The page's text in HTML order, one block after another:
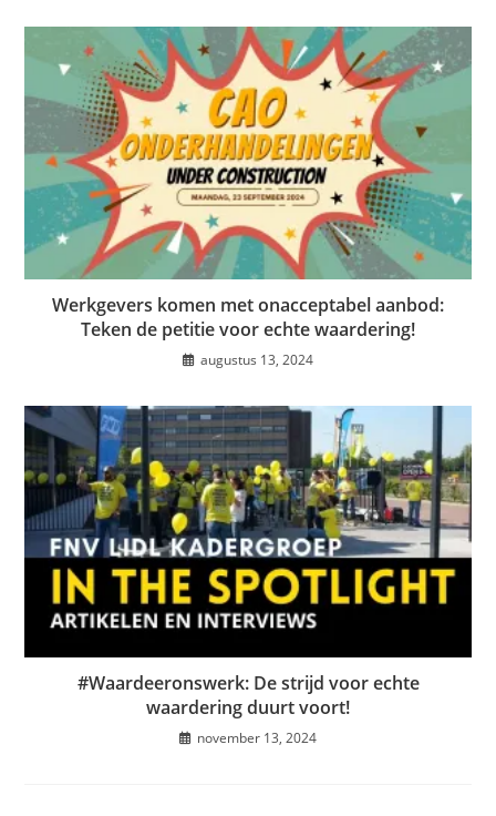
Werkgevers komen met onacceptabel aanbod:
Teken de petitie voor echte waardering!
augustus 13, 2024
#Waardeeronswerk: De strijd voor echte
waardering duurt voort!
november 13, 2024